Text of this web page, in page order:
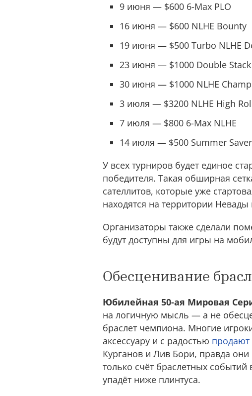
9 июня — $600 6-Max PLO
16 июня — $600 NLHE Bounty
19 июня — $500 Turbo NLHE
23 июня — $1000 Double Stack
30 июня — $1000 NLHE
3 июля — $3200 NLHE High
7 июля — $800 6-Max NLHE
14 июля — $500 Summer
У всех турниров будет единое
победителя. Такая обширная
сателлитов, которые уже
находятся на территории
Организаторы также сделали
будут доступны для игры на
Обесценивание
Юбилейная 50-ая Мировая
на логичную мысль — а не
браслет чемпиона. Многие
аксессуару и с радостью продают
Курганов и Лив Бори, правда
только счёт браслетных событий
упадёт ниже плинтуса.